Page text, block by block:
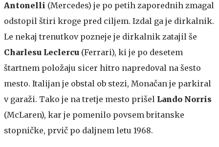
Antonelli (Mercedes) je po petih zaporednih zmagal
odstopil štiri kroge pred ciljem. Izdal ga je dirkalnik.
Le nekaj trenutkov pozneje je dirkalnik zatajil še
Charlesu Leclercu (Ferrari), ki je po desetem
štartnem položaju sicer hitro napredoval na šesto
mesto. Italijan je obstal ob stezi, Monačan je parkiral
v garaži. Tako je na tretje mesto prišel Lando Norris
(McLaren), kar je pomenilo povsem britanske
stopničke, prvič po daljnem letu 1968.